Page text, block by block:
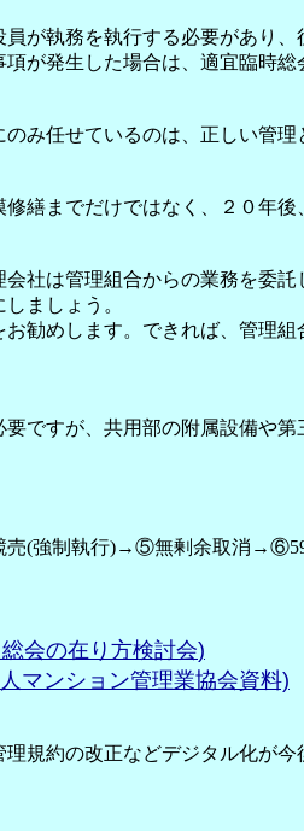
が執務を執行する必要があり
が発生した場合は、適宜臨時総
み任せているのは、正しい管理
繕までだけではなく、２０年
社は管理組合からの業務を委
ましょう。
勧めします。できれば、管理組
ですが、共用部の附属設備や第
制執行)→⑤無剰余取消
総会の在り方検討会)
マンション管理業協会資料)
規約の改正などデジタル化が今